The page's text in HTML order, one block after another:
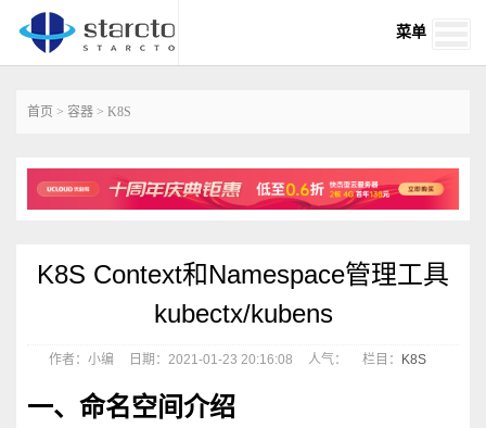
菜单
首页 > 容器 > K8S
K8S Context和Namespace管理工具
kubectx/kubens
作者：小编 日期：2021-01-23 20:16:08 人气： 栏目： K8S
一、命名空间介绍